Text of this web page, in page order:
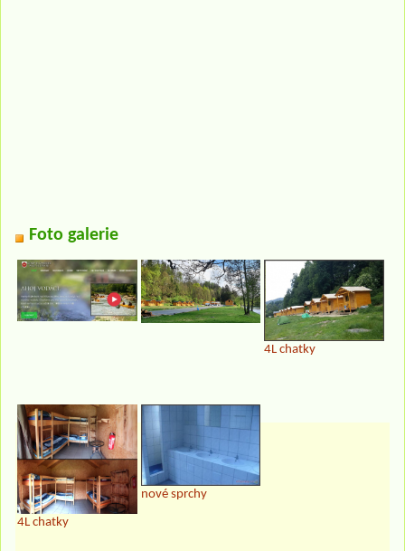
Foto galerie
4L chatky
4L chatky
nové sprchy